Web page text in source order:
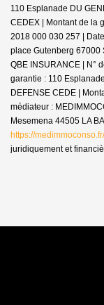
110 Esplanade DU
CEDEX | Montant de la
2018 000 030 257 |
place Gutenberg 67000
QBE INSURANCE | N°
garantie : 110
DEFENSE CEDE |
médiateur :
Mesemena 44505 LA
https://medimmoconso.fr/
juridiquement et